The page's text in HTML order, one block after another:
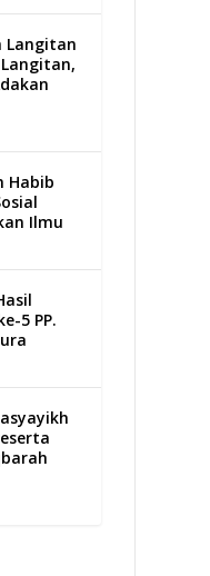
Langitan
Langitan,
Habib
Ilmu
5 PP.